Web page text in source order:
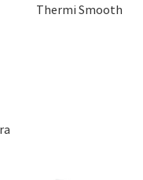
Thermi Smooth